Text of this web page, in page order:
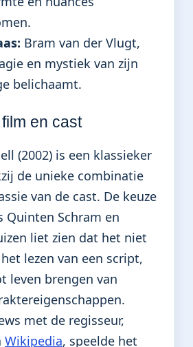
Bram van der Vlugt,
en mystiek van zijn
belichaamt.
en cast
(2002) is een klassieker
de unieke combinatie
van de cast. De keuze
Quinten Schram en
liet zien dat het niet
lezen van een script,
leven brengen van
met de regisseur,
Wikipedia, speelde het